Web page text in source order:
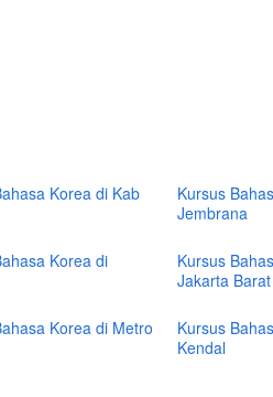
Korea di Kab
Kursus
Jembrana
Korea di
Kursus
Jakarta Barat
Korea di Metro
Kursus
Kendal